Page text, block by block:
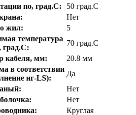
по, град.C:
50 град.C
Нет
жил:
5
температура
град.C:
70 град.C
кабеля, мм:
20.8 мм
в соответствии
нг-LS):
Да
Нет
Нет
Круглая